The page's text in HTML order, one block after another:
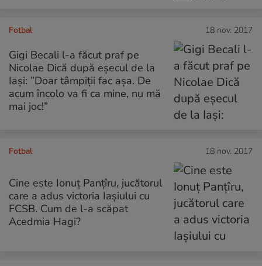
Fotbal 18 nov. 2017
Gigi Becali l-a făcut praf pe
Nicolae Dică după eșecul de la
Iași: ”Doar tâmpiții fac așa. De
acum încolo va fi ca mine, nu mă
mai joc!”
Fotbal 18 nov. 2017
Cine este Ionuț Panțîru, jucătorul
care a adus victoria Iașiului cu
FCSB. Cum de l-a scăpat
Acedmia Hagi?